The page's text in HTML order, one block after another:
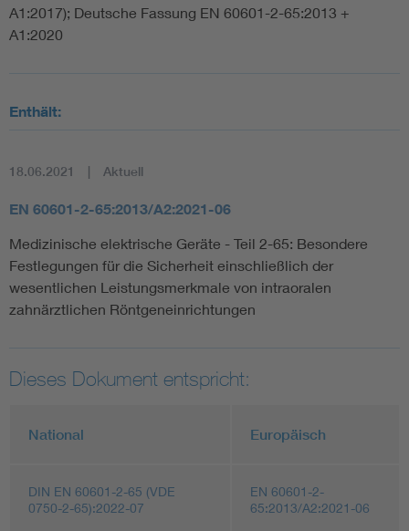
A1:2017); Deutsche Fassung EN 60601-2-65:2013 +
A1:2020
Enthält:
18.06.2021 Aktuell
EN 60601-2-65:2013/A2:2021-06
Medizinische elektrische Geräte - Teil 2-65: Besondere
Festlegungen für die Sicherheit einschließlich der
wesentlichen Leistungsmerkmale von intraoralen
zahnärztlichen Röntgeneinrichtungen
Dieses Dokument entspricht:
National Europäisch
DIN EN 60601-2-65 (VDE
0750-2-65):2022-07
EN 60601-2-
65:2013/A2:2021-06